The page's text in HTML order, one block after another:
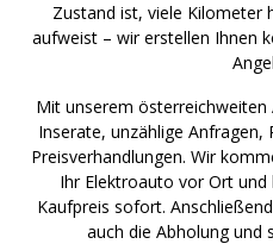
Zustand ist, viele Kilometer
aufweist – wir erstellen Ihnen
Mit unserem österreichweiten
Inserate, unzählige
Preisverhandlungen. Wir
Ihr Elektroauto vor Ort
Kaufpreis sofort.
auch die Abholung und